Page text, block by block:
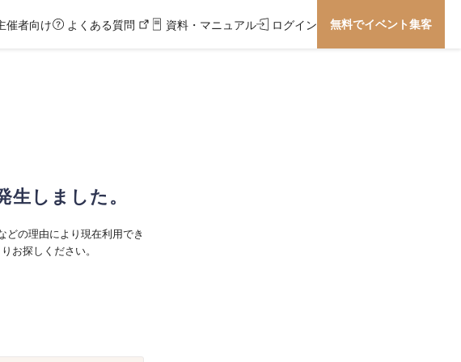
催者向け よくある質問 資料・マニュアル ログイン 無料でイベント集客
しました。
どの理由により現在利用でき
お探しください。